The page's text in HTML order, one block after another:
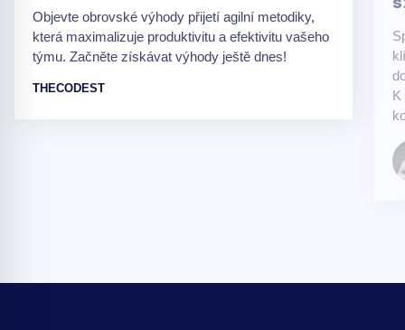
Objevte obrovské výhody přijetí agilní metodiky,
která maximalizuje produktivitu a efektivitu vašeho
týmu. Začněte získávat výhody ještě dnes!
THECODEST
K